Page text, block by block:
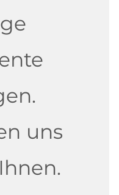
uns